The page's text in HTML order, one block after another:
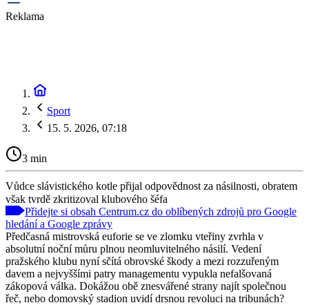
Reklama
Sport
15. 5. 2026, 07:18
3 min
Vůdce slávistického kotle přijal odpovědnost za násilnosti, obratem
však tvrdě zkritizoval klubového šéfa
Přidejte si obsah Centrum.cz do oblíbených zdrojů pro Google
hledání a Google zprávy
Předčasná mistrovská euforie se ve zlomku vteřiny zvrhla v
absolutní noční můru plnou neomluvitelného násilí. Vedení
pražského klubu nyní sčítá obrovské škody a mezi rozzuřeným
davem a nejvyššími patry managementu vypukla nefalšovaná
zákopová válka. Dokážou obě znesvářené strany najít společnou
řeč, nebo domovský stadion uvidí drsnou revoluci na tribunách?